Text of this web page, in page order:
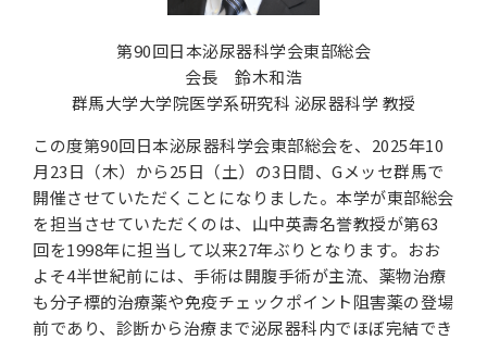
第90回日本泌尿器科学会東部総会
会長 鈴木和浩
群馬大学大学院医学系研究科 泌尿器科学 教授
この度第90回日本泌尿器科学会東部総会を、2025年10
月23日（木）から25日（土）の3日間、Gメッセ群馬で
開催させていただくことになりました。本学が東部総会
を担当させていただくのは、山中英壽名誉教授が第63
回を1998年に担当して以来27年ぶりとなります。おお
よそ4半世紀前には、手術は開腹手術が主流、薬物治療
も分子標的治療薬や免疫チェックポイント阻害薬の登場
前であり、診断から治療まで泌尿器科内でほぼ完結でき